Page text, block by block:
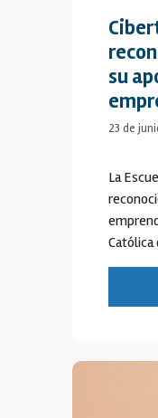
su
23 de
La